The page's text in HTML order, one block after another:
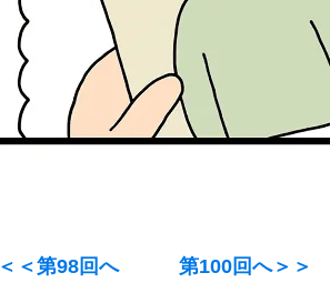
＜＜第98回へ 第100回へ＞＞